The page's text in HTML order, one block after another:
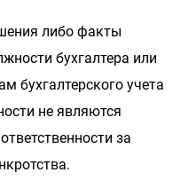
либо факты
бухгалтера или
бухгалтерского учета
не являются
за